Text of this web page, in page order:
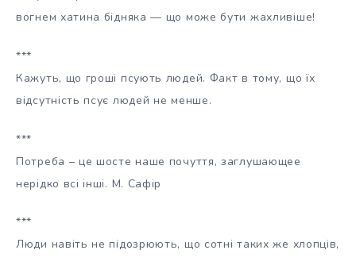
вогнем хатина бідняка — що може бути жахливіше!
***
Кажуть, що гроші псують людей. Факт в тому, що їх
відсутність псує людей не менше.
***
Потреба – це шосте наше почуття, заглушающее
нерідко всі інші. М. Сафір
***
Люди навіть не підозрюють, що сотні таких же хлопців,